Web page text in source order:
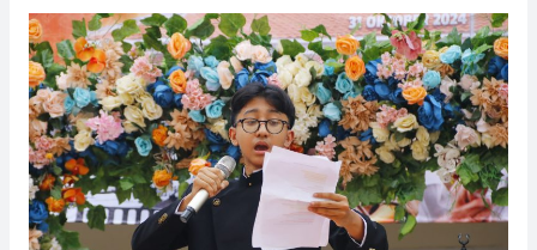
Semarak
Bulan
Bahasa
2024:
Berjiwa
Muda,
Pandai